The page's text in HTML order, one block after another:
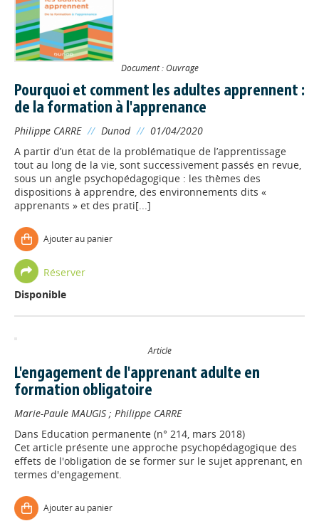
Document : Ouvrage
Pourquoi et comment les adultes apprennent :
de la formation à l'apprenance
Philippe CARRE // Dunod // 01/04/2020
A partir d’un état de la problématique de l’apprentissage
tout au long de la vie, sont successivement passés en revue,
sous un angle psychopédagogique : les thèmes des
dispositions à apprendre, des environnements dits «
apprenants » et des prati[...]
Ajouter au panier
Réserver
Disponible
Article
L'engagement de l'apprenant adulte en
formation obligatoire
Marie-Paule MAUGIS ; Philippe CARRE
Dans Education permanente (n° 214, mars 2018)
Cet article présente une approche psychopédagogique des
effets de l'obligation de se former sur le sujet apprenant, en
termes d'engagement.
Ajouter au panier